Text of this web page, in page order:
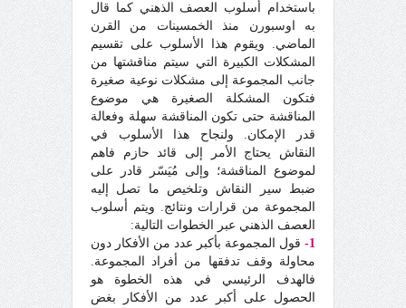
باستخدام أسلوب العصف الذهني كما قال
به اوسبورن منذ الخمسينات من القرن
الماضي. ويقوم هذا الأسلوب على تقسيم
المشكلات الكبيرة التي سيتم مناقشتها من
جانب المجموعة إلى مشكلات نوعية صغيرة
فتكون المشكلة الصغيرة هي موضوع
المناقشة حتى تكون المناقشة سهلة وفعالة
قدر الإمكان. ولنجاح هذا الأسلوب في
النقاش يحتاج الأمر إلى قائد حازم فاهم
لموضوع المناقشة؛ وإلى مُيَسّر قادر على
ضبط سير النقاش وتلخيص ما تصل إليه
المجموعة من قرارات ونتائج. ويتم أسلوب
العصف الذهني عبر الخطوات التالية:
1-
قول المجموعة بأكبر عدد من الأفكار دون
محاولة وقف تدفقها من أفراد المجموعة.
فالهدف الرئيسي في هذه الخطوة هو
الحصول على أكبر عدد من الأفكار بغض